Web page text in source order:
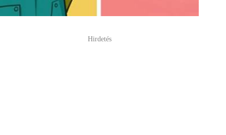
Hirdetés